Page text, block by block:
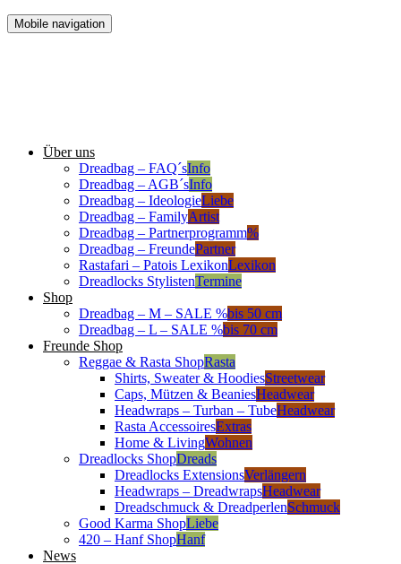
Mobile navigation
Über uns
Dreadbag – FAQ´sInfo
Dreadbag – AGB´sInfo
Dreadbag – IdeologieLiebe
Dreadbag – FamilyArtist
Dreadbag – Partnerprogramm%
Dreadbag – FreundePartner
Rastafari – Patois LexikonLexikon
Dreadlocks StylistenTermine
Shop
Dreadbag – M – SALE %bis 50 cm
Dreadbag – L – SALE %bis 70 cm
Freunde Shop
Reggae & Rasta ShopRasta
Shirts, Sweater & HoodiesStreetwear
Caps, Mützen & BeaniesHeadwear
Headwraps – Turban – TubeHeadwear
Rasta AccessoiresExtras
Home & LivingWohnen
Dreadlocks ShopDreads
Dreadlocks ExtensionsVerlängern
Headwraps – DreadwrapsHeadwear
Dreadschmuck & DreadperlenSchmuck
Good Karma ShopLiebe
420 – Hanf ShopHanf
News